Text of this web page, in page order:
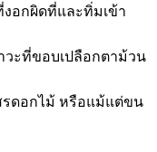
อกผิดที่และทิ่มเข้า
วะที่ขอบเปลือกตาม้วน
รดอกไม้ หรือแม้แต่ขน